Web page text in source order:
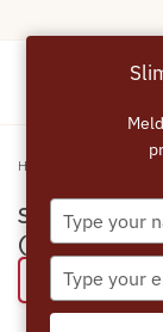
Home
SAGE Steam
(SCC302)
Bespaar
Type
your
name
Type
your
email